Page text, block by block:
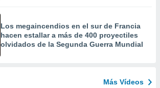
Los megaincendios en el sur de Francia
hacen estallar a más de 400 proyectiles
olvidados de la Segunda Guerra Mundial
Más Vídeos